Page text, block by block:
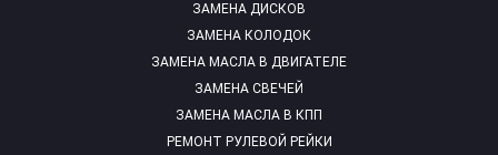
ЗАМЕНА ДИСКОВ
ЗАМЕНА КОЛОДОК
ЗАМЕНА МАСЛА В ДВИГАТЕЛЕ
ЗАМЕНА СВЕЧЕЙ
ЗАМЕНА МАСЛА В КПП
РЕМОНТ РУЛЕВОЙ РЕЙКИ